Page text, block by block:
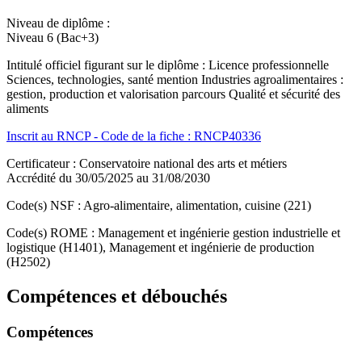
Niveau de diplôme :
Niveau 6 (Bac+3)
Intitulé officiel figurant sur le diplôme : Licence professionnelle
Sciences, technologies, santé mention Industries agroalimentaires :
gestion, production et valorisation parcours Qualité et sécurité des
aliments
Inscrit au RNCP - Code de la fiche : RNCP40336
Certificateur : Conservatoire national des arts et métiers
Accrédité du 30/05/2025 au 31/08/2030
Code(s) NSF : Agro-alimentaire, alimentation, cuisine (221)
Code(s) ROME : Management et ingénierie gestion industrielle et
logistique (H1401), Management et ingénierie de production
(H2502)
Compétences et débouchés
Compétences